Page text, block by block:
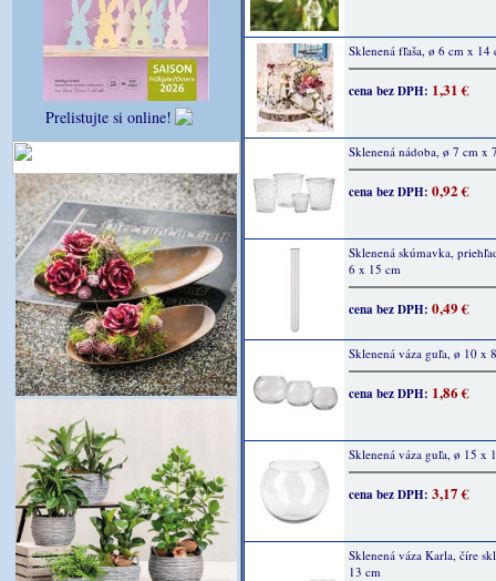
Prelistujte si online!
Sklenená fľaša, ø 6 cm x 14
cena bez DPH: 1,31 €
Sklenená nádoba, ø 7 cm x
cena bez DPH: 0,92 €
Sklenená skúmavka,
6 x 15 cm
cena bez DPH: 0,49 €
Sklenená váza guľa, ø 10 x
cena bez DPH: 1,86 €
Sklenená váza guľa, ø 15 x
cena bez DPH: 3,17 €
Sklenená váza Karla, číre
13 cm